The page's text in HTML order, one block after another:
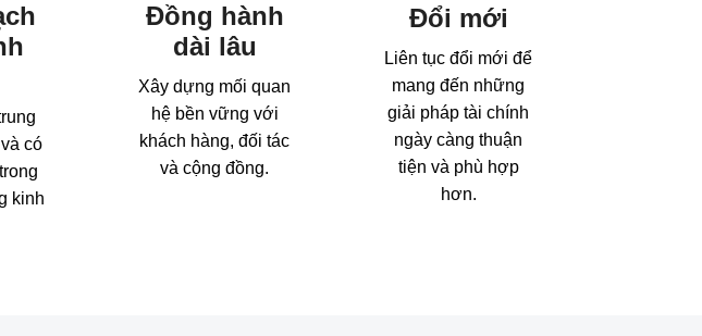
có
kinh
Đồng hành
dài lâu
Xây dựng mối quan
hệ bền vững với
khách hàng, đối tác
và cộng đồng.
Đổi mới
Liên tục đổi mới để
mang đến những
giải pháp tài chính
ngày càng thuận
tiện và phù hợp
hơn.